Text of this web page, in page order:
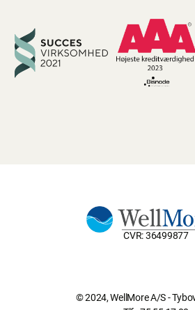
CVR: 36499877
© 2024, WellMore A/S -